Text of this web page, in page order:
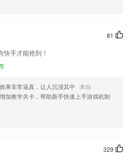
托管，让家长与孩子共同成长！
语流利说出来
了解当月的班级学情，便于对症下药。
真题、章节习题、模拟试题
块，发现有趣的人实用的信息
81
手才能抢到！
果非常逼真，让人沉浸其中 来自
增加教学关卡，帮助新手快速上手游戏机制
329